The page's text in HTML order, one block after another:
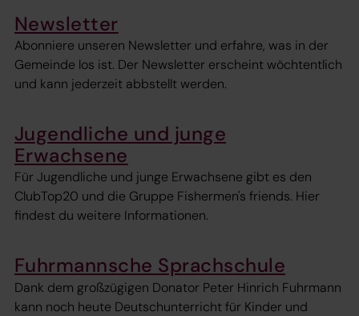
Newsletter
Abonniere unseren Newsletter und erfahre, was in der
Gemeinde los ist. Der Newsletter erscheint wöchtentlich
und kann jederzeit abbstellt werden.
Jugendliche und junge
Erwachsene
Für Jugendliche und junge Erwachsene gibt es den
ClubTop20 und die Gruppe Fishermen's friends. Hier
findest du weitere Informationen.
Fuhrmannsche Sprachschule
Dank dem großzügigen Donator Peter Hinrich Fuhrmann
kann noch heute Deutschunterricht für Kinder und